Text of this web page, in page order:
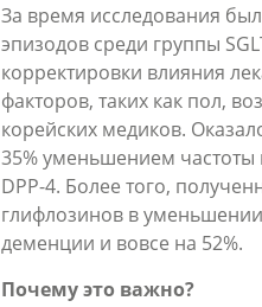
За время исследования
эпизодов среди группы
корректировки влияния
факторов, таких как пол,
корейских медиков.
35% уменьшением частоты
DPP-4. Более того,
глифлозинов в
деменции и вовсе на 52%.
Почему это важно?